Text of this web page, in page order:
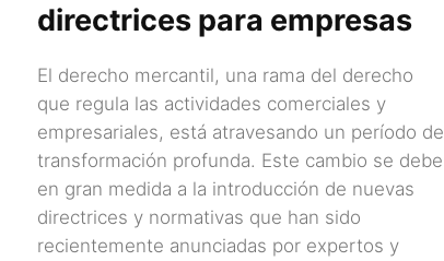
directrices para empresas
El derecho mercantil, una rama del derecho
que regula las actividades comerciales y
empresariales, está atravesando un período de
transformación profunda. Este cambio se debe
en gran medida a la introducción de nuevas
directrices y normativas que han sido
recientemente anunciadas por expertos y